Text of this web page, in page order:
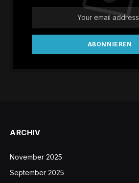
ARCHIV
November 2025
September 2025